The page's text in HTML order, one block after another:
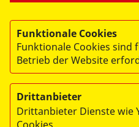
Mitarbeiterportal
Webex
Funktionale Cookies
Funktionale Cookies
Betrieb der Website
Drittanbieter
Drittanbieter Dienste wie